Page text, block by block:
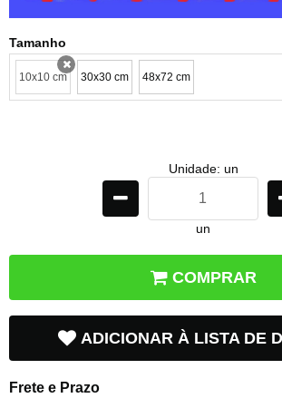
Tamanho
10x10 cm
x 30x30 cm 48x72 cm
Unidade: un
un
COMPRAR
ADICIONAR À LISTA DE
Frete e Prazo